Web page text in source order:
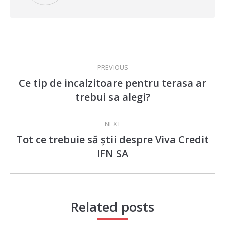
navigationPREVIOUS
Previous
post:
Ce tip de incalzitoare pentru terasa ar
trebui sa alegi?
NEXT
Next
post:
Tot ce trebuie să știi despre Viva Credit
IFN SA
Related posts